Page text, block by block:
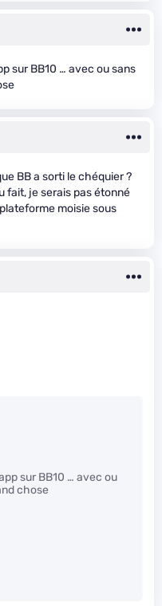
sur BB10 … avec ou sans
BB a sorti le chéquier ?
fait, je serais pas étonné
moisie sous
sur BB10 … avec ou
chose